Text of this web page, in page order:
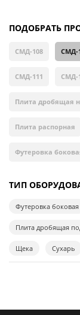
ПОДОБРАТЬ
СМД-108 СМД-
СМД-111 СМД-
Плита дробящая
Плита распорная
Футеровка
ТИП
Футеровка боковая
Плита дробящая
Щека Сухарь